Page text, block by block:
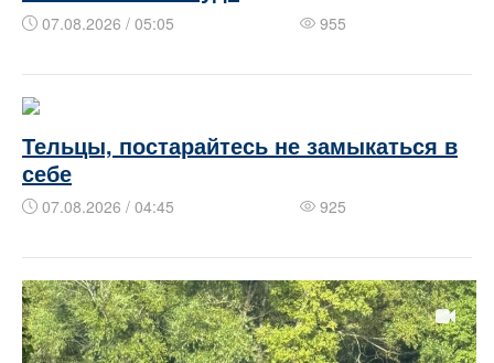
07.08.2026 / 05:05 955
Тельцы, постарайтесь не замыкаться в
себе
07.08.2026 / 04:45 925